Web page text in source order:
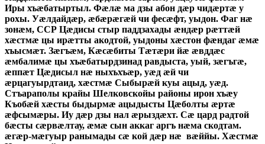
Иры хъӕбатыртыл. Фӕлӕ ма дзы абон дӕр чидӕртӕ у
рохы. Уӕлдайдӕр, ӕбӕрӕгӕй чи фесӕфт, уыдон. Фаг нӕ
зонӕм, ССР Цӕдисы стыр паддзахады ӕндӕр рӕттӕй
хӕстмӕ цы ирӕтты акодтой, уыдоны хӕстон фӕндаг ӕмӕ
хъысмӕт. Зӕгъӕм, Кӕсӕбиты Тӕтӕри йӕ ӕвддӕс
ӕмбалимӕ цы хъӕбатырдзинад равдыста, уый, зӕгъгӕ,
ӕппӕт Цӕдисыл нӕ ныхъхъӕр, уӕд ӕй чи
ӕрцагуырдтаид, хӕстмӕ Сыбырӕй куы ацыд, уӕд.
Стъараполы крайы Шелковскойы районы ирон хъӕу
Къобӕй хӕсты быдырмӕ ацыдысты Цӕболты ӕртӕ
ӕфсымӕры. Иу дӕр дзы нал ӕрыздӕхт. Сӕ цард радтой
бӕсты сӕрвӕлтау, ӕмӕ сын аккаг аргъ нӕма скодтам.
ӕгӕр-мӕгуыр ранымады сӕ кой дӕр нӕ вӕййы. Хӕстмӕ